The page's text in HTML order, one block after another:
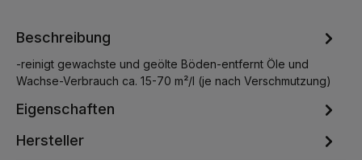
Beschreibung
-reinigt gewachste und geölte Böden-entfernt Öle und
Wachse-Verbrauch ca. 15-70 m²/l (je nach Verschmutzung)
Eigenschaften
Hersteller